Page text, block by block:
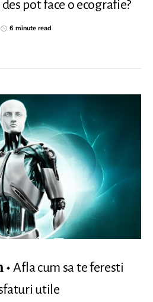
des pot face o ecografie?
6 minute read
Afla cum sa te feresti
utile